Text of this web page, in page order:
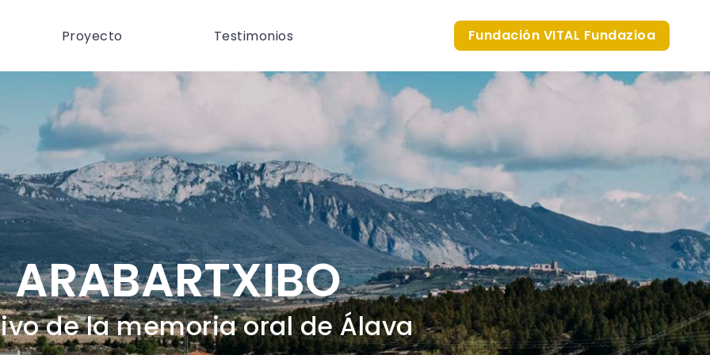
Proyecto Testimonios Fundación VITAL Fundazioa
ARABARTXIBO
de la memoria oral de Álava